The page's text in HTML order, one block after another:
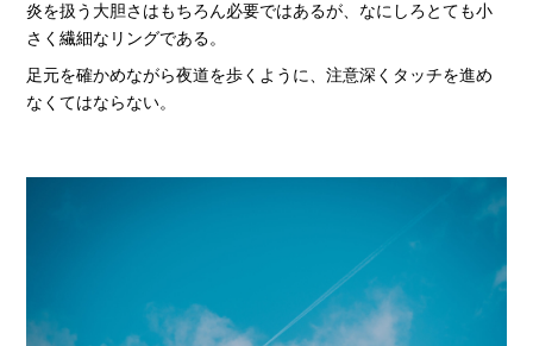
炎を扱う大胆さはもちろん必要ではあるが、なにしろとても小
さく繊細なリングである。
足元を確かめながら夜道を歩くように、注意深くタッチを進め
なくてはならない。